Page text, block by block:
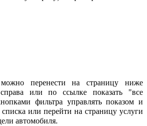
можно перенести на страницу ниже
или по ссылке показать "все
фильтра управлять показом и
списка или перейти на страницу услуги
автомобиля.